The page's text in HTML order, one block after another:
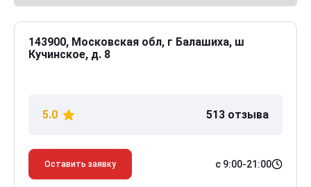
143900, Московская обл, г Балашиха, ш
Кучинское, д. 8
5.0 513 отзыва
Оставить заявку с 9:00-21:00